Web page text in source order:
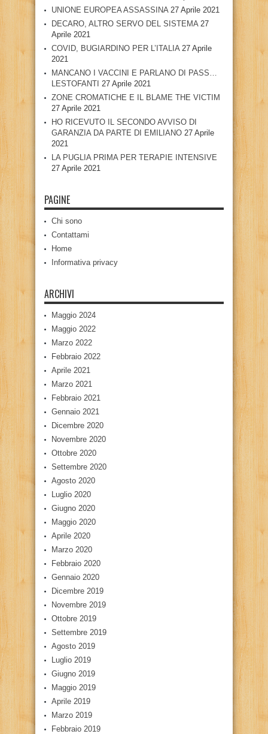
UNIONE EUROPEA ASSASSINA 27 Aprile 2021
DECARO, ALTRO SERVO DEL SISTEMA 27
Aprile 2021
COVID, BUGIARDINO PER L’ITALIA 27 Aprile
2021
MANCANO I VACCINI E PARLANO DI PASS…
LESTOFANTI 27 Aprile 2021
ZONE CROMATICHE E IL BLAME THE VICTIM
27 Aprile 2021
HO RICEVUTO IL SECONDO AVVISO DI
GARANZIA DA PARTE DI EMILIANO 27 Aprile
2021
LA PUGLIA PRIMA PER TERAPIE INTENSIVE
27 Aprile 2021
PAGINE
Chi sono
Contattami
Home
Informativa privacy
ARCHIVI
Maggio 2024
Maggio 2022
Marzo 2022
Febbraio 2022
Aprile 2021
Marzo 2021
Febbraio 2021
Gennaio 2021
Dicembre 2020
Novembre 2020
Ottobre 2020
Settembre 2020
Agosto 2020
Luglio 2020
Giugno 2020
Maggio 2020
Aprile 2020
Marzo 2020
Febbraio 2020
Gennaio 2020
Dicembre 2019
Novembre 2019
Ottobre 2019
Settembre 2019
Agosto 2019
Luglio 2019
Giugno 2019
Maggio 2019
Aprile 2019
Marzo 2019
Febbraio 2019